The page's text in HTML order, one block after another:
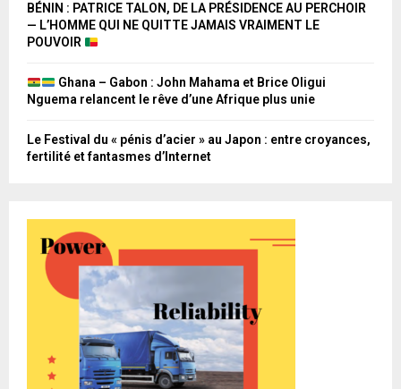
BÉNIN : PATRICE TALON, DE LA PRÉSIDENCE AU PERCHOIR
— L’HOMME QUI NE QUITTE JAMAIS VRAIMENT LE
POUVOIR
Ghana – Gabon : John Mahama et Brice Oligui
Nguema relancent le rêve d’une Afrique plus unie
Le Festival du « pénis d’acier » au Japon : entre croyances,
fertilité et fantasmes d’Internet